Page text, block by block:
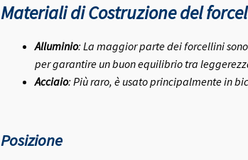
Materiali di Costruzione del
Alluminio: La maggior parte dei forcellini
per garantire un buon equilibrio tra
Acciaio: Più raro, è usato principalmente in
Posizione